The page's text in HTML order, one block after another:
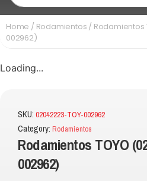
Home / Rodamientos / Rodamientos
002962)
Loading...
SKU: 02042223-TOY-002962
Category: Rodamientos
Rodamientos TOYO
002962)